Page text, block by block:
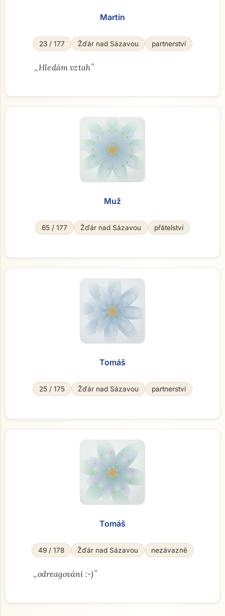
Martin
23 / 177 Žďár nad Sázavou partnerství
„Hledám vztah"
Muž
65 / 177 Žďár nad Sázavou přátelství
Tomáš
25 / 175 Žďár nad Sázavou partnerství
Tomáš
49 / 178 Žďár nad Sázavou nezávazně
„odreagování :-)"